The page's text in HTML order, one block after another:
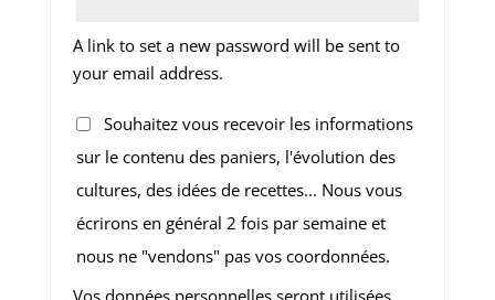
A link to set a new password will be sent to
your email address.
Souhaitez vous recevoir les informations
sur le contenu des paniers, l'évolution des
cultures, des idées de recettes... Nous vous
écrirons en général 2 fois par semaine et
nous ne "vendons" pas vos coordonnées.
Vos données personnelles seront utilisées